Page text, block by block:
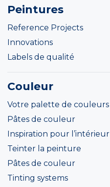
Peintures
Reference Projects
Innovations
Labels de qualité
Couleur
Votre palette de couleurs
Pâtes de couleur
Inspiration pour l’intérieur
Teinter la peinture
Pâtes de couleur
Tinting systems